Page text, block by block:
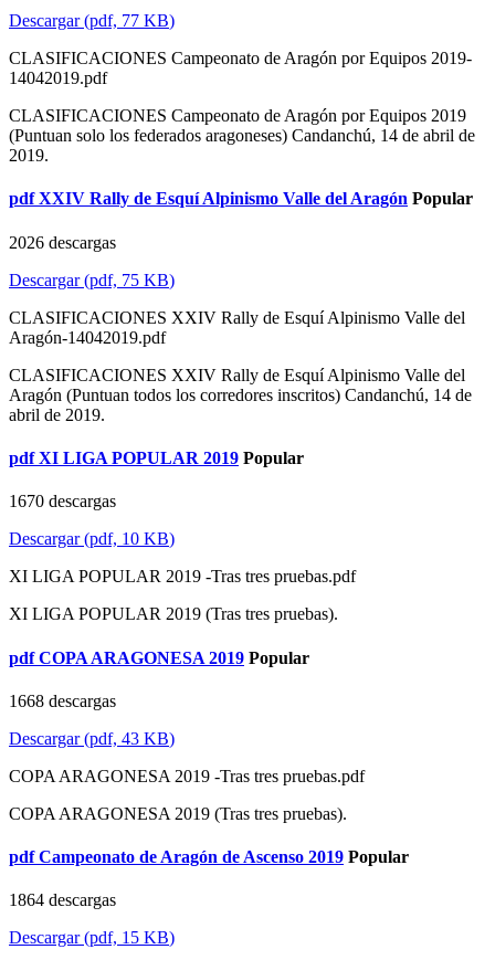
Descargar(pdf, 77 KB)
CLASIFICACIONES Campeonato de Aragón por Equipos 2019-
14042019.pdf
CLASIFICACIONES Campeonato de Aragón por Equipos 2019
(Puntuan solo los federados aragoneses) Candanchú, 14 de abril de
2019.
pdf XXIV Rally de Esquí Alpinismo Valle del Aragón Popular
2026 descargas
Descargar(pdf, 75 KB)
CLASIFICACIONES XXIV Rally de Esquí Alpinismo Valle del
Aragón-14042019.pdf
CLASIFICACIONES XXIV Rally de Esquí Alpinismo Valle del
Aragón (Puntuan todos los corredores inscritos) Candanchú, 14 de
abril de 2019.
pdf XI LIGA POPULAR 2019 Popular
1670 descargas
Descargar(pdf, 10 KB)
XI LIGA POPULAR 2019 -Tras tres pruebas.pdf
XI LIGA POPULAR 2019 (Tras tres pruebas).
pdf COPA ARAGONESA 2019 Popular
1668 descargas
Descargar(pdf, 43 KB)
COPA ARAGONESA 2019 -Tras tres pruebas.pdf
COPA ARAGONESA 2019 (Tras tres pruebas).
pdf Campeonato de Aragón de Ascenso 2019 Popular
1864 descargas
Descargar(pdf, 15 KB)